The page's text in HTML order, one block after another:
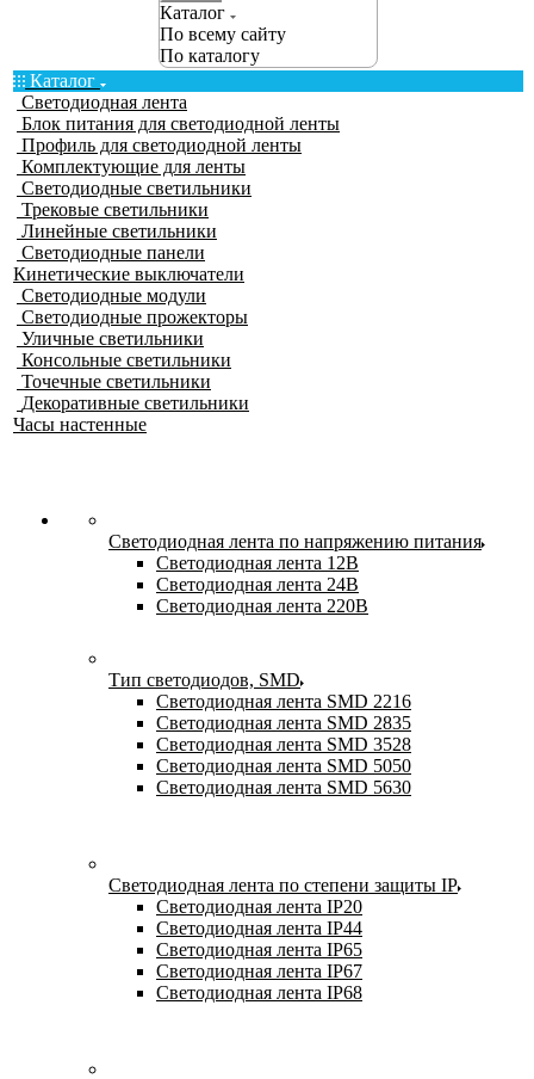
Каталог
По всему сайту
По каталогу
Каталог
Светодиодная лента
Блок питания для светодиодной ленты
Профиль для светодиодной ленты
Комплектующие для ленты
Светодиодные светильники
Трековые светильники
Линейные светильники
Светодиодные панели
Кинетические выключатели
Светодиодные модули
Светодиодные прожекторы
Уличные светильники
Консольные светильники
Точечные светильники
Декоративные светильники
Часы настенные
Светодиодная лента по напряжению питания
Светодиодная лента 12В
Светодиодная лента 24В
Светодиодная лента 220В
Тип светодиодов, SMD
Cветодиодная лента SMD 2216
Светодиодная лента SMD 2835
Светодиодная лента SMD 3528
Светодиодная лента SMD 5050
Светодиодная лента SMD 5630
Светодиодная лента по степени защиты IP
Светодиодная лента IP20
Светодиодная лента IP44
Светодиодная лента IP65
Светодиодная лента IP67
Светодиодная лента IP68